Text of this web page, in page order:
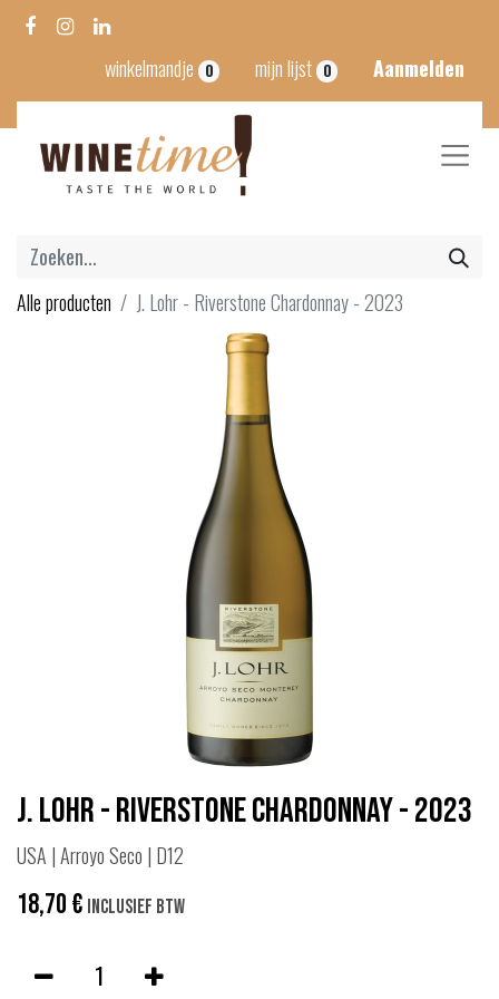
winkelmandje 0 mijn lijst 0 Aanmelden
Alle producten J. Lohr - Riverstone Chardonnay - 2023
J. Lohr - Riverstone Chardonnay - 2023
USA | Arroyo Seco | D12
18,70€ Inclusief btw